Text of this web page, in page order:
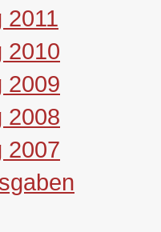
2011
2010
2009
2008
2007